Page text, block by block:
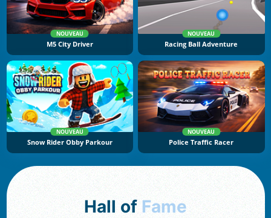
NOUVEAU
M5 City Driver
NOUVEAU
Racing Ball Adventure
NOUVEAU
Snow Rider Obby Parkour
NOUVEAU
Police Traffic Racer
Hall of Fame